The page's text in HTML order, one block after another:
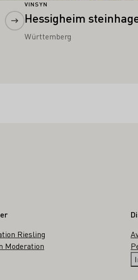
VINSYN
Hessigheim
Württemberg
Riesling
Moderation